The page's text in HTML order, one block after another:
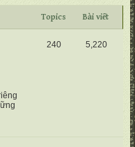
Topics Bài viết
240 5,220